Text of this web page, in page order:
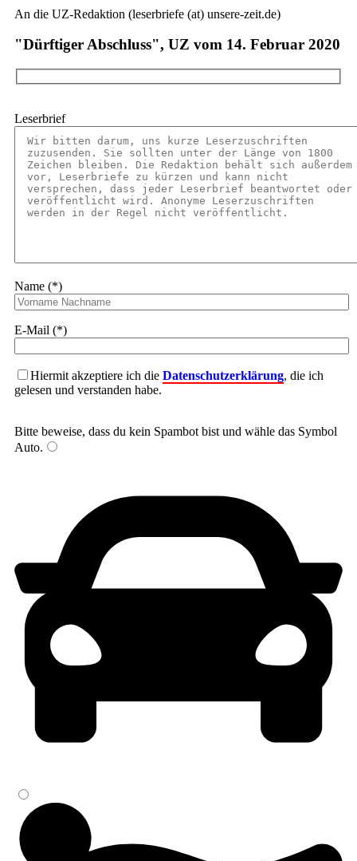
An die UZ-Redaktion (leserbriefe (at) unsere-zeit.de)
"Dürftiger Abschluss", UZ vom 14. Februar 2020
Leserbrief
Name (*)
E-Mail (*)
Hiermit akzeptiere ich die Datenschutzerklärung, die ich
gelesen und verstanden habe.
Bitte beweise, dass du kein Spambot bist und wähle das Symbol
Auto.